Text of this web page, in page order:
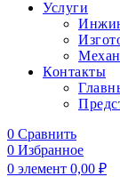
Услуги
Контакты
0 Сравнить
0 Избранное
0 элемент 0,00 ₽